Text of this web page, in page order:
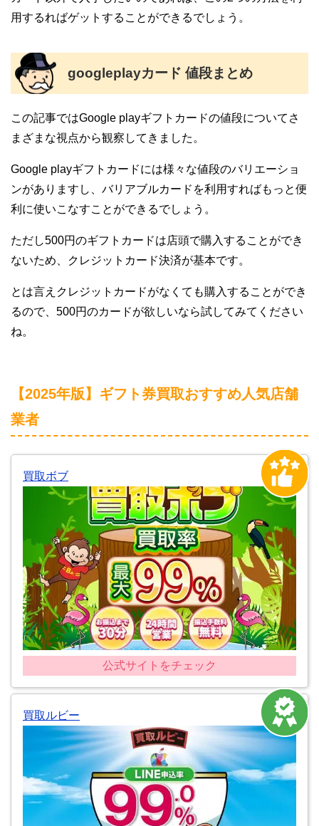
用するればゲットすることができるでしょう。
googleplayカード 値段まとめ
この記事ではGoogle playギフトカードの値段についてさ
まざまな視点から観察してきました。
Google playギフトカードには様々な値段のバリエーショ
ンがありますし、バリアブルカードを利用すればもっと便
利に使いこなすことができるでしょう。
ただし500円のギフトカードは店頭で購入することができ
ないため、クレジットカード決済が基本です。
とは言えクレジットカードがなくても購入することができ
るので、500円のカードが欲しいなら試してみてください
ね。
【2025年版】ギフト券買取おすすめ人気店舗
業者
買取ボブ
公式サイトをチェック
買取ルビー